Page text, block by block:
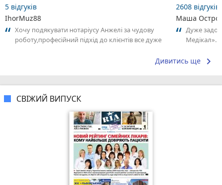
5 відгуків
IhorMuz88
Хочу подякувати нотаріусу Анжелі за чудову
роботу,професійний підхід до клієнтів все дуже
2608 відгуків
Маша
Дуже
Медікал».
Дивитись ще keyboard_arrow_right
СВІЖИЙ ВИПУСК